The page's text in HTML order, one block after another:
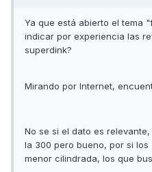
Ya que está abierto el tema
indicar por experiencia las
superdink?
Mirando por Internet,
No se si el dato es
la 300 pero bueno, por si
menor cilindrada, los que